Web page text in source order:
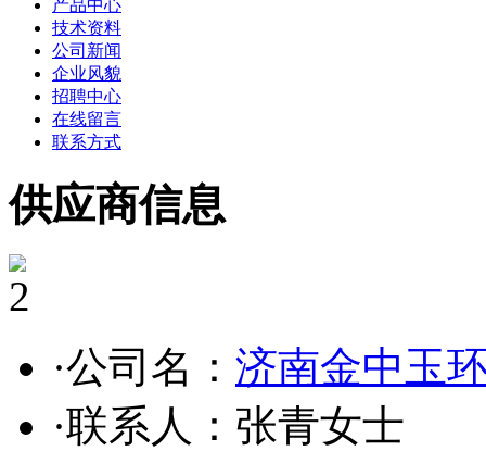
产品中心
技术资料
公司新闻
企业风貌
招聘中心
在线留言
联系方式
供应商信息
2
·公司名： 济南金中玉
·联系人：张青女士